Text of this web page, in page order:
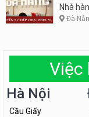
Nhà
Đà
Việc
Hà Nội
Cầu Giấy